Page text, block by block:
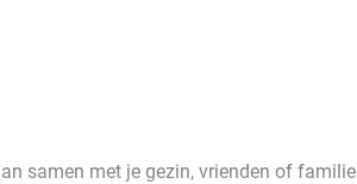
samen met je gezin, vrienden of familie